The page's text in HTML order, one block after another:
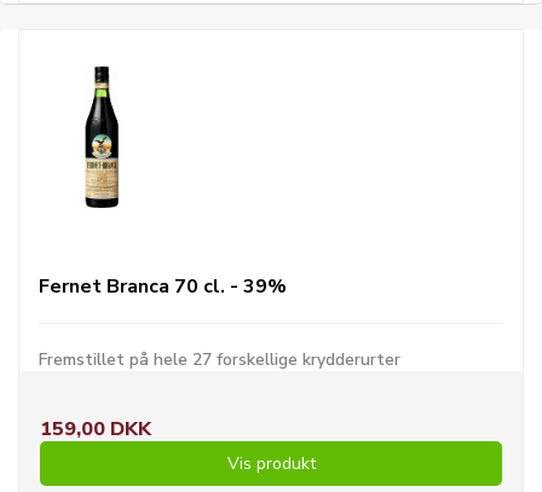
Fernet Branca 70 cl. - 39%
Fremstillet på hele 27 forskellige krydderurter
159,00 DKK
Vis produkt